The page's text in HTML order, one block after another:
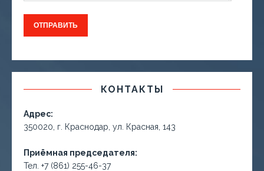
КОНТАКТЫ
Адрес:
350020, г. Краснодар, ул. Красная, 143
Приёмная председателя:
Тел. +7 (861) 255-46-37